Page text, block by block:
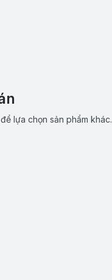
lựa chọn sản phẩm khác.